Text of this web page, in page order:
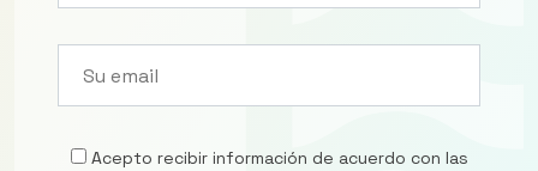
Acepto recibir información de acuerdo con las